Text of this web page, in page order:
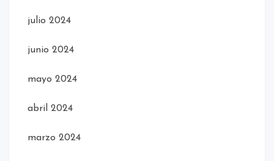
julio 2024
junio 2024
mayo 2024
abril 2024
marzo 2024